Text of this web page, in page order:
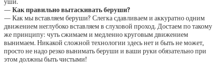
уши.
— Как правильно вытаскивать беруши?
— Как мы вставляем беруши? Слегка сдавливаем и аккуратно одним
движением неглубоко вставляем в слуховой проход. Достаем по такому
же принципу: чуть сжимаем и медленно круговым движением
вынимаем. Никакой сложной технологии здесь нет и быть не может,
просто не надо резко вынимать беруши и ваши руки обязательно при
этом должны быть чистыми!